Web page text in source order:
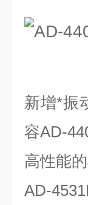
新增*振
容AD-
高性能
AD-